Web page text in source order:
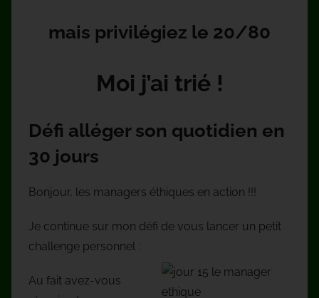
mais privilégiez le 20/80
Moi j’ai trié !
Défi alléger son quotidien en
30 jours
Bonjour, les managers éthiques en action !!!
Je continue sur mon défi de vous lancer un petit
challenge personnel :
Au fait avez-vous